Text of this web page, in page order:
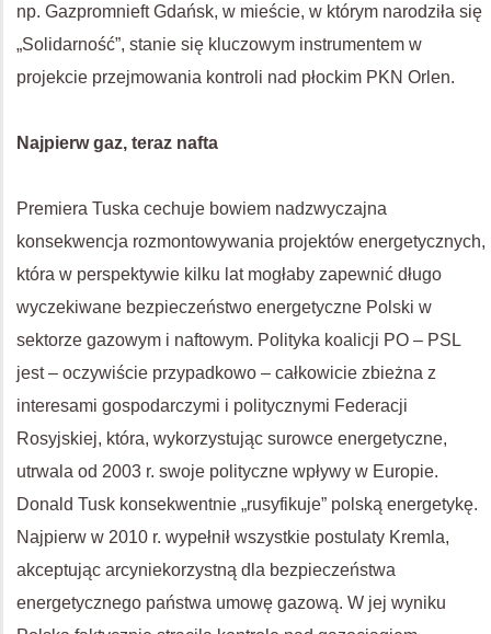
np. Gazpromnieft Gdańsk, w mieście, w którym narodziła się
„Solidarność”, stanie się kluczowym instrumentem w
projekcie przejmowania kontroli nad płockim PKN Orlen.
Najpierw gaz, teraz nafta
Premiera Tuska cechuje bowiem nadzwyczajna
konsekwencja rozmontowywania projektów energetycznych,
która w perspektywie kilku lat mogłaby zapewnić długo
wyczekiwane bezpieczeństwo energetyczne Polski w
sektorze gazowym i naftowym. Polityka koalicji PO – PSL
jest – oczywiście przypadkowo – całkowicie zbieżna z
interesami gospodarczymi i politycznymi Federacji
Rosyjskiej, która, wykorzystując surowce energetyczne,
utrwala od 2003 r. swoje polityczne wpływy w Europie.
Donald Tusk konsekwentnie „rusyfikuje” polską energetykę.
Najpierw w 2010 r. wypełnił wszystkie postulaty Kremla,
akceptując arcyniekorzystną dla bezpieczeństwa
energetycznego państwa umowę gazową. W jej wyniku